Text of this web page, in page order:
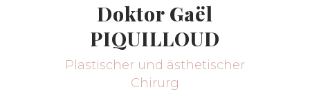
Doktor Gaël
PIQUILLOUD
Plastischer und ästhetischer
Chirurg